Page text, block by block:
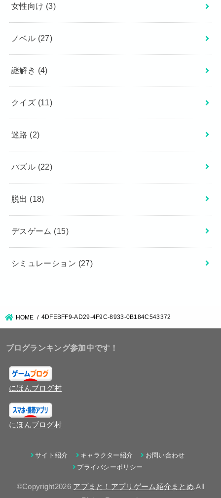
女性向け (3)
ノベル (27)
謎解き (4)
クイズ (11)
迷路 (2)
パズル (22)
脱出 (18)
デスゲーム (15)
シミュレーション (27)
HOME 4DFEBFF9-AD29-4F9C-8933-0B184C543372
ブログランキング参加中です！
にほんブログ村
にほんブログ村
サイト紹介 キャラクター紹介
お問い合わせ
プライバシーポリシー
©Copyright2026 アプまと！アプリゲーム紹介まとめ.All